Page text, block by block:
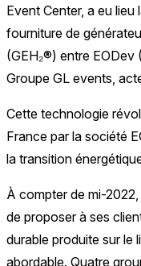
Event Center, a eu lieu
fourniture de
(GEH₂®) entre
Groupe GL events,
Cette technologie
France par la société
la transition
À compter de mi-
de proposer à ses
durable produite sur le
abordable. Quatre